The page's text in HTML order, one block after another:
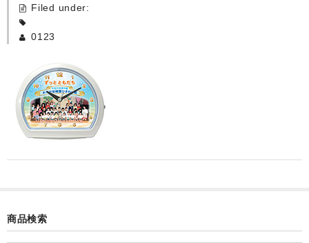
カード付フォトフレームクロック(集合)
目覚まし時計(集合＋個別)
メロディ時計(集合)
Filed under:
0123
商品検索